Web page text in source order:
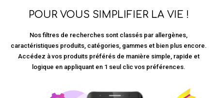
POUR VOUS SIMPLIFIER LA VIE !
Nos filtres de recherches sont classés par allergènes,
caractéristiques produits, catégories, gammes et bien plus encore.
Accédez à vos produits préférés de manière simple, rapide et
logique en appliquant en 1 seul clic vos préférences.